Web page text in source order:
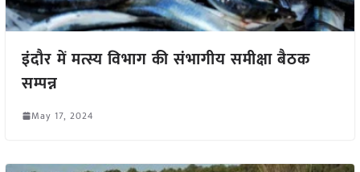
इंदौर में मत्स्य विभाग की संभागीय समीक्षा बैठक
सम्पन्न
May 17, 2024